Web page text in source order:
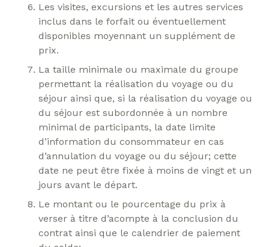
Les visites, excursions et les autres services
inclus dans le forfait ou éventuellement
disponibles moyennant un supplément de
prix.
La taille minimale ou maximale du groupe
permettant la réalisation du voyage ou du
séjour ainsi que, si la réalisation du voyage ou
du séjour est subordonnée à un nombre
minimal de participants, la date limite
d’information du consommateur en cas
d’annulation du voyage ou du séjour; cette
date ne peut être fixée à moins de vingt et un
jours avant le départ.
Le montant ou le pourcentage du prix à
verser à titre d’acompte à la conclusion du
contrat ainsi que le calendrier de paiement